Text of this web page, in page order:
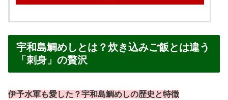
宇和島鯛めしとは？炊き込みご飯とは違う
「刺身」の贅沢
伊予水軍も愛した？宇和島鯛めしの歴史と特徴